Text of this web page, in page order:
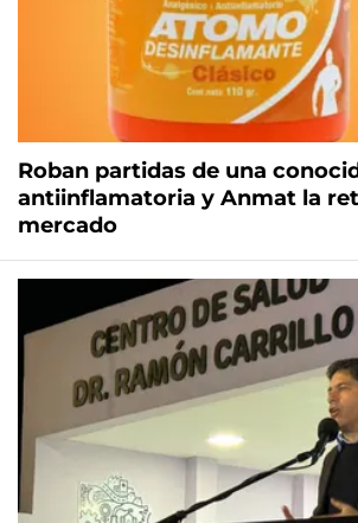
Roban partidas de una
antiinflamatoria y Anmat la
mercado